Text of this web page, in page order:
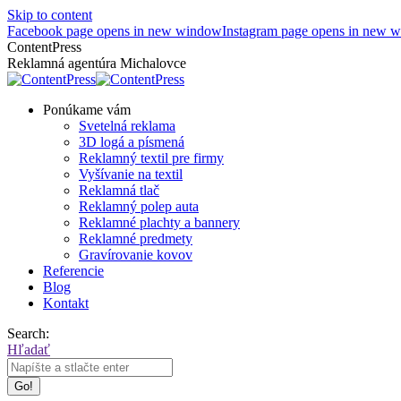
Skip to content
Facebook page opens in new windowInstagram page opens in new
ContentPress
Reklamná agentúra Michalovce
Ponúkame vám
Svetelná reklama
3D logá a písmená
Reklamný textil pre firmy
Vyšívanie na textil
Reklamná tlač
Reklamný polep auta
Reklamné plachty a bannery
Reklamné predmety
Gravírovanie kovov
Referencie
Blog
Kontakt
Search:
Hľadať